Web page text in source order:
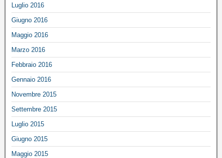
Luglio 2016
Giugno 2016
Maggio 2016
Marzo 2016
Febbraio 2016
Gennaio 2016
Novembre 2015
Settembre 2015
Luglio 2015
Giugno 2015
Maggio 2015